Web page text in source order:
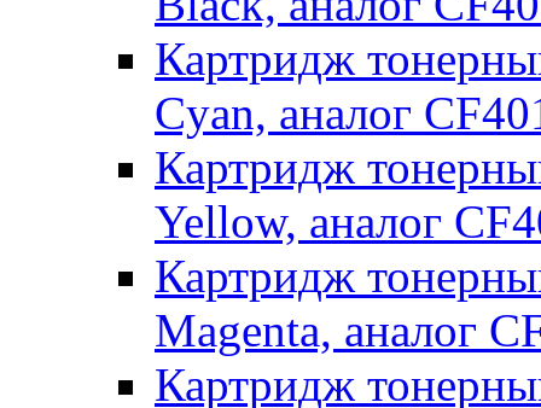
Картридж
Cyan, аналог
Картридж
Yellow, аналог
Картридж
Magenta, аналог
Картридж